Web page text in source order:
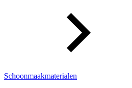
Schoonmaakmaterialen